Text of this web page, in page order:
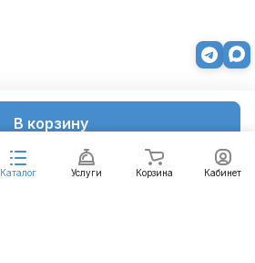
В корзину
Каталог Услуги Корзина Кабинет